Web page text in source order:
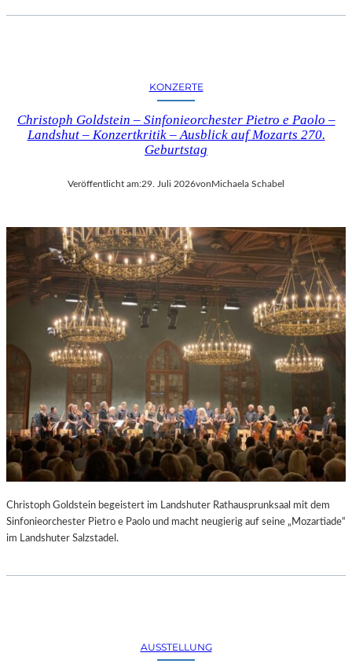
KONZERTE
Christoph Goldstein – Sinfonieorchester Pietro e Paolo –
Landshut – Konzertkritik – Ausblick auf Mozarts 270.
Geburtstag
Veröffentlicht am:29. Juli 2026von Michaela Schabel
Christoph Goldstein begeistert im Landshuter Rathausprunksaal mit dem
Sinfonieorchester Pietro e Paolo und macht neugierig auf seine „Mozartiade“
im Landshuter Salzstadel.
AUSSTELLUNG